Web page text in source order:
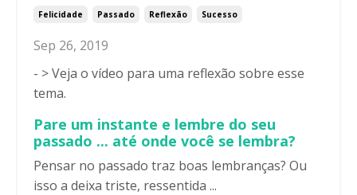
Felicidade Passado Reflexão Sucesso
Sep 26, 2019
- > Veja o vídeo para uma reflexão sobre esse
tema.
Pare um instante e lembre do seu
passado ... até onde você se lembra?
Pensar no passado traz boas lembranças? Ou
isso a deixa triste, ressentida ...